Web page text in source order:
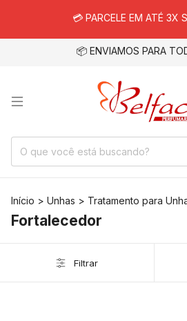
💳 PARCELE EM ATÉ 3X
📦 ENVIAMOS PARA
Início > Unhas > Tratamento para
Fortalecedor
Filtrar